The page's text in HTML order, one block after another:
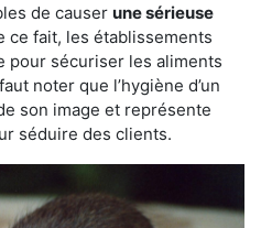
de causer une sérieuse
ce fait, les établissements
pour sécuriser les aliments
noter que l’hygiène d’un
son image et représente
séduire des clients.